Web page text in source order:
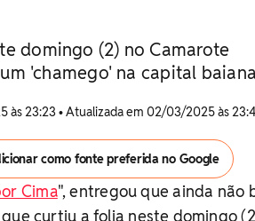
domingo (2) no Camarote
'chamego' na capital baiana
às 23:23 • Atualizada em 02/03/2025 às
como fonte preferida no Google
Cima", entregou que ainda não
curtiu a folia neste domingo